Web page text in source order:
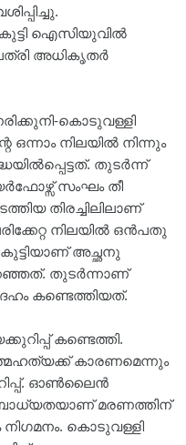
കുട്ടി ഐസിയുവില്‍
അധികൃതര്‍
കൊടുവള്ളി
ഒന്നാം നിലയിൽ നിന്നും
​തുടർന്ന്
സംഘം തീ
തിരച്ചിലിലാണ്
നിലയിൽ ഒൻപതു
അച്ഛനു
തുടർന്നാണ്
കണ്ടെത്തിയത്.
കണ്ടെത്തി.
കാരണമെന്നും
ഓൺലൈൻ
മരണത്തിന്
നിഗമനം. കൊടുവള്ളി